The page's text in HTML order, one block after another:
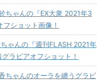
ちゃんの『EX大衆 2021年3
フショット画像！
ゃんの『週刊FLASH 2021年
ラビアオフショット！
ちゃんのオーラを纏うグラビ